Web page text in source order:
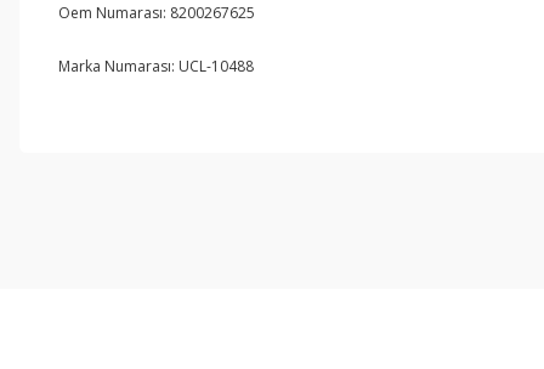
Oem Numarası: 8200267625
Marka Numarası: UCL-10488